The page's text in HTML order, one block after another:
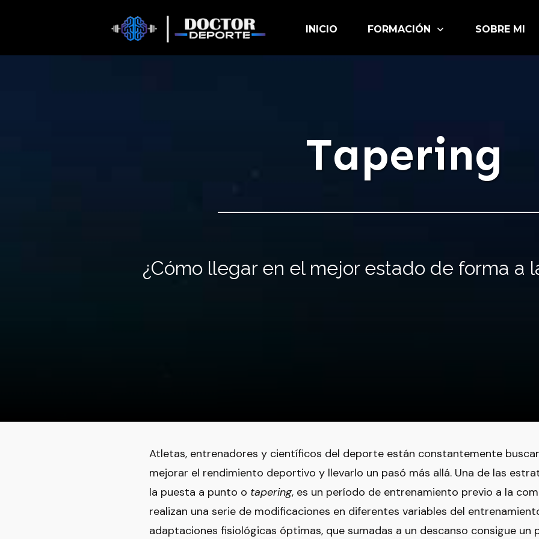
INICIO FORMACIÓN SOBRE MI
Tapering
¿Cómo llegar en el mejor estado de forma a
Atletas, entrenadores y científicos del deporte están constantemente
mejorar el rendimiento deportivo y llevarlo un pasó más allá. Una de las
la puesta a punto o tapering, es un período de entrenamiento previo a la
realizan una serie de modificaciones en diferentes variables del
adaptaciones fisiológicas óptimas, que sumadas a un descanso consigue